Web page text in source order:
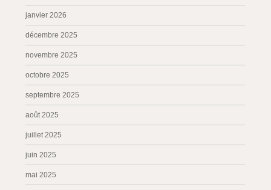
janvier 2026
décembre 2025
novembre 2025
octobre 2025
septembre 2025
août 2025
juillet 2025
juin 2025
mai 2025